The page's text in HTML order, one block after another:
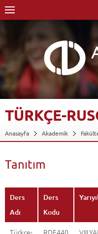
TÜRKÇE-
Anasayfa Akademik
Türkçe-Rusça Çeviri IV
Tanıtım
Ders
Adı
Ders
Kodu
Türkçe-
RDE440